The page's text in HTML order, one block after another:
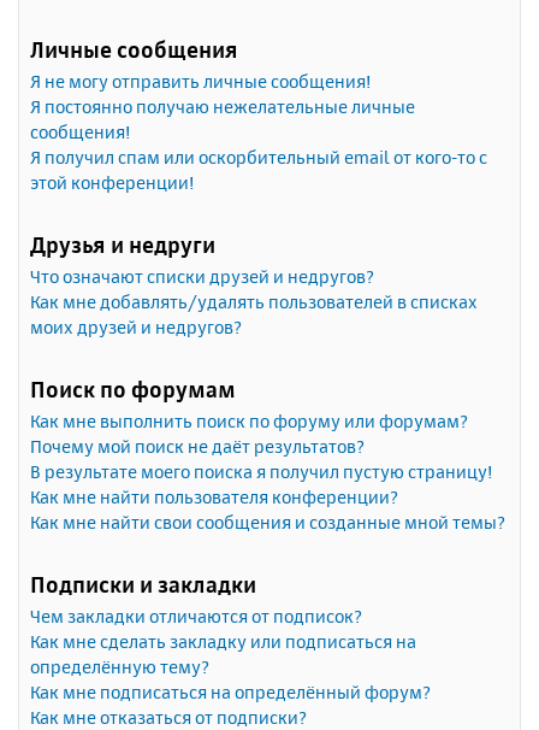
Личные сообщения
Я не могу отправить личные сообщения!
Я постоянно получаю нежелательные личные
сообщения!
Я получил спам или оскорбительный email от кого-то с
этой конференции!
Друзья и недруги
Что означают списки друзей и недругов?
Как мне добавлять/удалять пользователей в списках
моих друзей и недругов?
Поиск по форумам
Как мне выполнить поиск по форуму или форумам?
Почему мой поиск не даёт результатов?
В результате моего поиска я получил пустую страницу!
Как мне найти пользователя конференции?
Как мне найти свои сообщения и созданные мной темы?
Подписки и закладки
Чем закладки отличаются от подписок?
Как мне сделать закладку или подписаться на
определённую тему?
Как мне подписаться на определённый форум?
Как мне отказаться от подписки?